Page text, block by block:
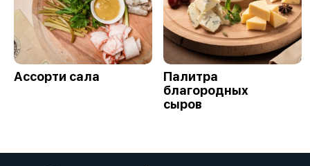
Ассорти сала
Палитра
благородных
сыров